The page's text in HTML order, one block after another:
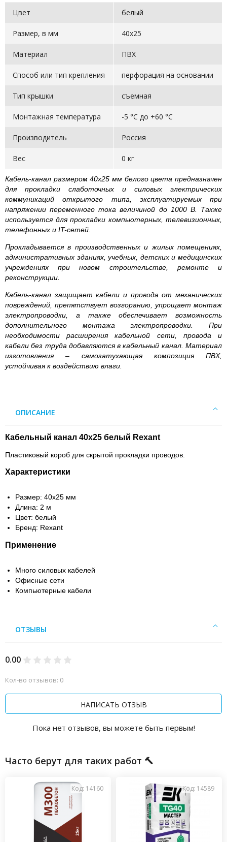
Цвет белый
Размер, в мм 40х25
Материал ПВХ
Способ или тип крепления перфорация на основании
Тип крышки съемная
Монтажная температура -5 °C до +60 °C
Производитель Россия
Вес 0 кг
Кабель-канал размером 40х25 мм белого цвета предназначен
для прокладки слаботочных и силовых электрических
коммуникаций открытого типа, эксплуатируемых при
напряжении переменного тока величиной до 1000 В. Также
используется для прокладки компьютерных, телевизионных,
телефонных и IT-сетей.
Прокладывается в производственных и жилых помещениях,
административных зданиях, учебных, детских и медицинских
учреждениях при новом строительстве, ремонте и
реконструкции.
Кабель-канал защищает кабели и провода от механических
повреждений, препятствует возгоранию, упрощает монтаж
электропроводки, а также обеспечивает возможность
дополнительного монтажа электропроводки. При
необходимости расширения кабельной сети, провода и
кабели без труда добавляются в кабельный канал. Материал
изготовления – самозатухающая композиция ПВХ,
устойчивая к воздействию влаги.
ОПИСАНИЕ
Кабельный канал 40х25 белый Rexant
Пластиковый короб для скрытой прокладки проводов.
Характеристики
Размер: 40х25 мм
Длина: 2 м
Цвет: белый
Бренд: Rexant
Применение
Много силовых кабелей
Офисные сети
Компьютерные кабели
ОТЗЫВЫ
0.00
Кол-во отзывов: 0
НАПИСАТЬ ОТЗЫВ
Пока нет отзывов, вы можете быть первым!
Часто берут для таких работ 🔨
Код: 14160 Код: 14589